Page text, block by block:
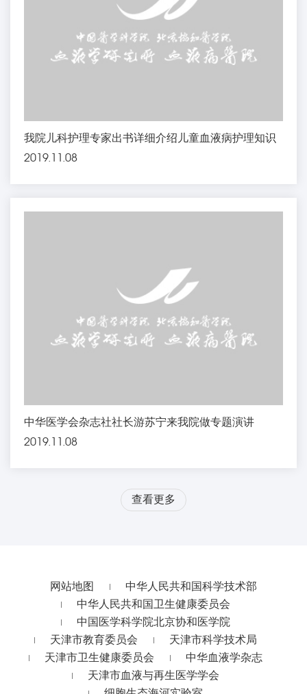
我院儿科护理专家出书详细介绍儿童血液病护理知识
2019.11.08
中华医学会杂志社社长游苏宁来我院做专题演讲
2019.11.08
查看更多
网站地图
中华人民共和国科学技术部
中华人民共和国卫生健康委员会
中国医学科学院北京协和医学院
天津市教育委员会
天津市科学技术局
天津市卫生健康委员会
中华血液学杂志
天津市血液与再生医学学会